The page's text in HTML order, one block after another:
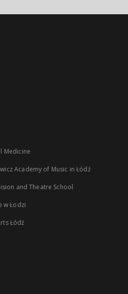
Medicine
Academy of Music in Łódź
and Theatre School
w Łodzi
Łódź